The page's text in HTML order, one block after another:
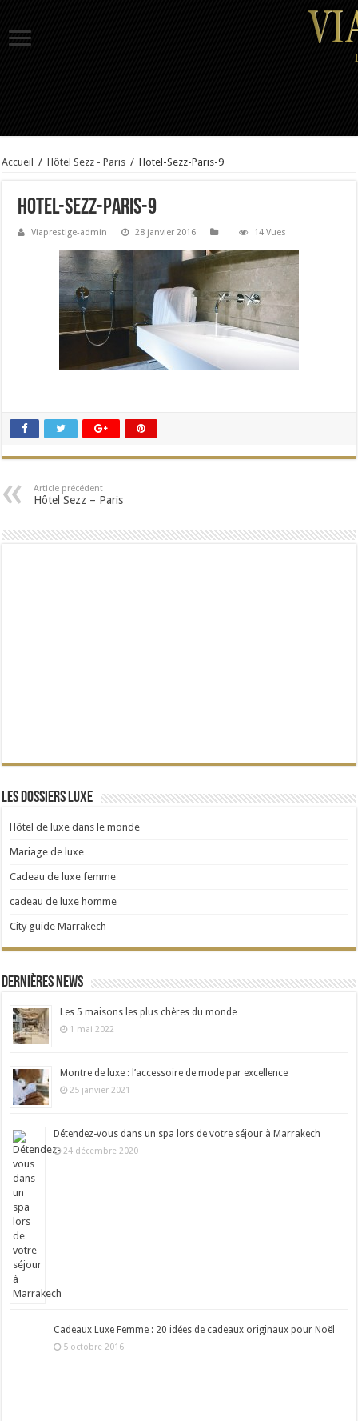
Accueil / Hôtel Sezz - Paris / Hotel-Sezz-Paris-9
Hotel-Sezz-Paris-9
Viaprestige-admin 28 janvier 2016 14 Vues
Article précédent
Hôtel Sezz – Paris
Les dossiers Luxe
Hôtel de luxe dans le monde
Mariage de luxe
Cadeau de luxe femme
cadeau de luxe homme
City guide Marrakech
Dernières news
Les 5 maisons les plus chères du monde
1 mai 2022
Montre de luxe : l’accessoire de mode par excellence
25 janvier 2021
Détendez-vous dans un spa lors de votre séjour à Marrakech
24 décembre 2020
Cadeaux Luxe Femme : 20 idées de cadeaux originaux pour Noël
5 octobre 2016